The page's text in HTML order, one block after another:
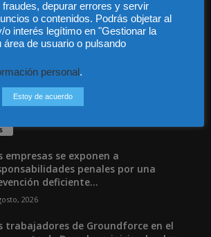
info@diariojuridico.com
empresas se exponen a
penales por una
deficiente...
2026
trabajadores de Groundforce en el
depurar errores y servir
o contenidos. Podrás objetar al
o interés legítimo en "Gestionar la
área de usuario o pulsando
personal .
Estoy de acuerdo